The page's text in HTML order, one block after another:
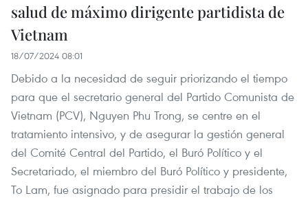
salud de máximo dirigente partidista de
Vietnam
18/07/2024 08:01
Debido a la necesidad de seguir priorizando el tiempo
para que el secretario general del Partido Comunista de
Vietnam (PCV), Nguyen Phu Trong, se centre en el
tratamiento intensivo, y de asegurar la gestión general
del Comité Central del Partido, el Buró Político y el
Secretariado, el miembro del Buró Político y presidente,
To Lam, fue asignado para presidir el trabajo de los